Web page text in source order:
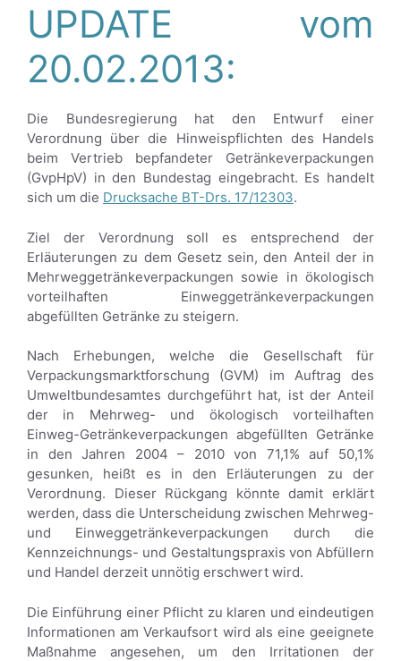
UPDATE vom
20.02.2013:
Die Bundesregierung hat den Entwurf einer
Verordnung über die Hinweispflichten des Handels
beim Vertrieb bepfandeter Getränkeverpackungen
(GvpHpV) in den Bundestag eingebracht. Es handelt
sich um die Drucksache BT-Drs. 17/12303.
Ziel der Verordnung soll es entsprechend der
Erläuterungen zu dem Gesetz sein, den Anteil der in
Mehrweggetränkeverpackungen sowie in ökologisch
vorteilhaften Einweggetränkeverpackungen
abgefüllten Getränke zu steigern.
Nach Erhebungen, welche die Gesellschaft für
Verpackungsmarktforschung (GVM) im Auftrag des
Umweltbundesamtes durchgeführt hat, ist der Anteil
der in Mehrweg- und ökologisch vorteilhaften
Einweg-Getränkeverpackungen abgefüllten Getränke
in den Jahren 2004 – 2010 von 71,1% auf 50,1%
gesunken, heißt es in den Erläuterungen zu der
Verordnung. Dieser Rückgang könnte damit erklärt
werden, dass die Unterscheidung zwischen Mehrweg-
und Einweggetränkeverpackungen durch die
Kennzeichnungs- und Gestaltungspraxis von Abfüllern
und Handel derzeit unnötig erschwert wird.
Die Einführung einer Pflicht zu klaren und eindeutigen
Informationen am Verkaufsort wird als eine geeignete
Maßnahme angesehen, um den Irritationen der